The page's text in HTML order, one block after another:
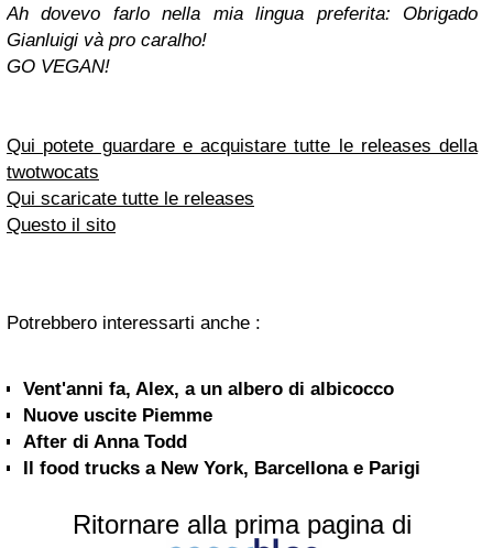
Ah dovevo farlo nella mia lingua preferita: Obrigado
Gianluigi và pro caralho!
GO VEGAN!
Qui potete guardare e acquistare tutte le releases della
twotwocats
Qui scaricate tutte le releases
Questo il sito
Potrebbero interessarti anche :
Vent'anni fa, Alex, a un albero di albicocco
Nuove uscite Piemme
After di Anna Todd
Il food trucks a New York, Barcellona e Parigi
Ritornare alla prima pagina di